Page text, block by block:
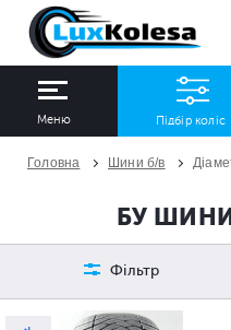
Меню Підбір коліс
Всі Всі
Головна Шини б/в
БУ ШИНИ
Фільтр